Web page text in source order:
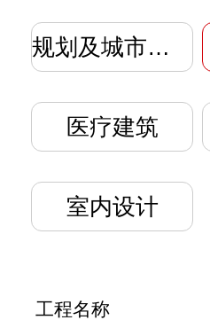
规划及城市设计
医疗建筑
室内设计
工程名称